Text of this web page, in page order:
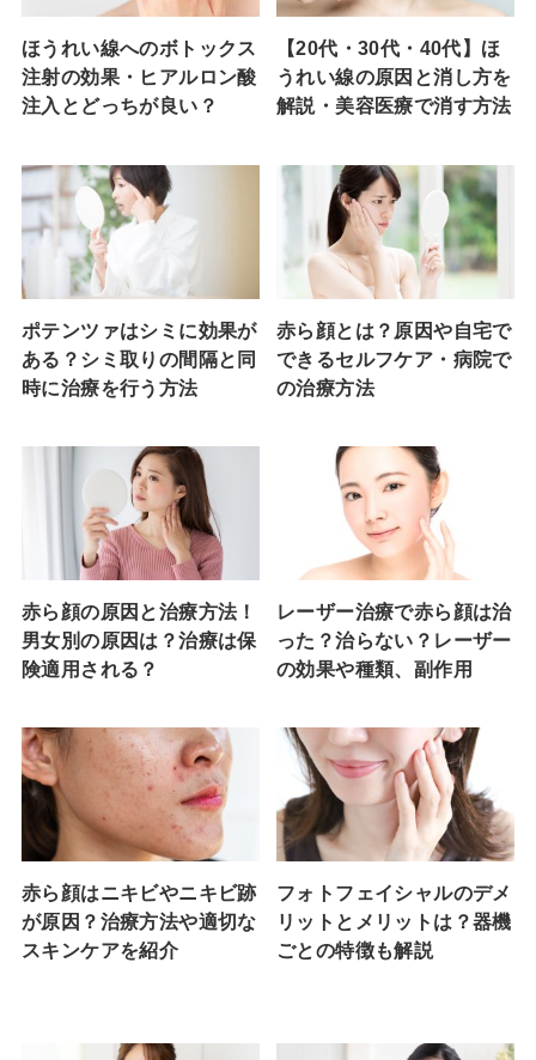
ほうれい線へのボトックス
注射の効果・ヒアルロン酸
注入とどっちが良い？
【20代・30代・40代】ほ
うれい線の原因と消し方を
解説・美容医療で消す方法
ポテンツァはシミに効果が
ある？シミ取りの間隔と同
時に治療を行う方法
赤ら顔とは？原因や自宅で
できるセルフケア・病院で
の治療方法
赤ら顔の原因と治療方法！
男女別の原因は？治療は保
険適用される？
レーザー治療で赤ら顔は治
った？治らない？レーザー
の効果や種類、副作用
赤ら顔はニキビやニキビ跡
が原因？治療方法や適切な
スキンケアを紹介
フォトフェイシャルのデメ
リットとメリットは？器機
ごとの特徴も解説